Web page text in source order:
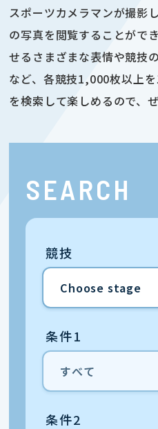
スポーツカメラマンが撮影
の写真を閲覧することがで
せるさまざまな表情や競技
など、各競技1,000枚以上
を検索して楽しめるので、
SEARCH
競技
条件1
条件2